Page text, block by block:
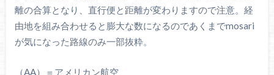
離の合算となり、直行便と距離が変わりますので注意。経
由地を組み合わせると膨大な数になるのであくまでmosari
が気になった路線のみ一部抜粋。
（AA）＝アメリカン航空